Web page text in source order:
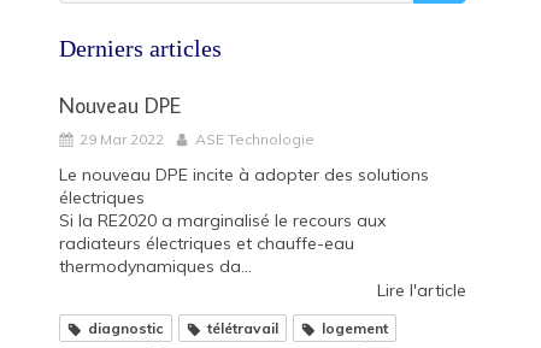
Derniers articles
Nouveau DPE
29 Mar 2022 ASE Technologie
Le nouveau DPE incite à adopter des solutions
électriques
Si la RE2020 a marginalisé le recours aux
radiateurs électriques et chauffe-eau
thermodynamiques da...
Lire l'article
diagnostic télétravail
logement